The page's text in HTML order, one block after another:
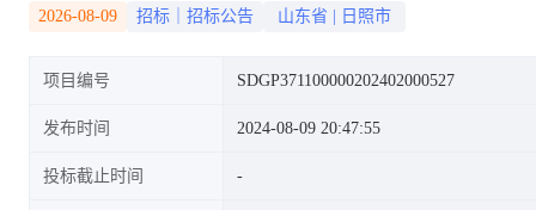
2026-08-09 招标｜招标公告 山东省 日照市
项目编号 SDGP371100000202402000527
发布时间 2024-08-09 20:47:55
投标截止时间